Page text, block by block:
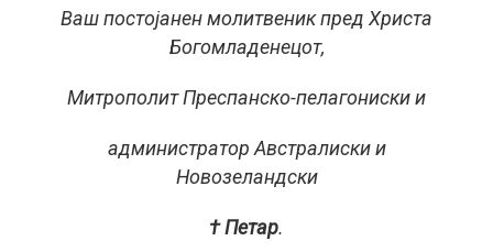
Ваш постојанен молитвеник пред Христа
Богомладенецот,
Митрополит Преспанско-пелагониски и
администратор Австралиски и
Новозеландски
† Петар.